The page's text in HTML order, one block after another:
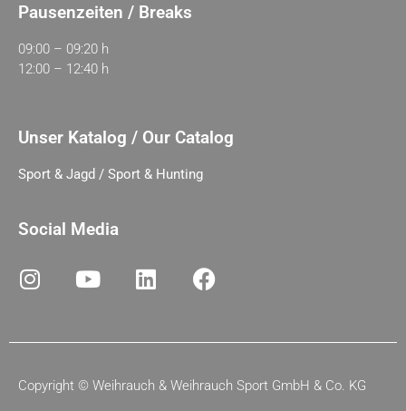
Pausenzeiten / Breaks
09:00 – 09:20 h
12:00 – 12:40 h
Unser Katalog / Our Catalog
Sport & Jagd / Sport & Hunting
Social Media
Copyright © Weihrauch & Weihrauch Sport GmbH & Co. KG